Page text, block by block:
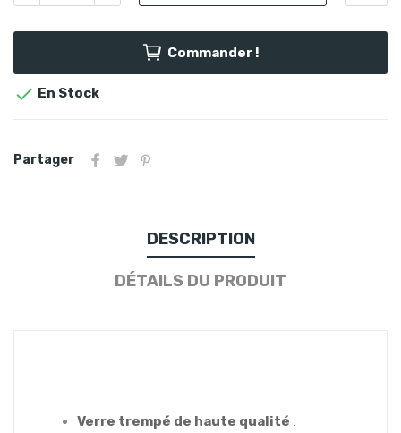
Commander !
 En Stock
Partager
DESCRIPTION
DÉTAILS DU PRODUIT
Verre trempé de haute qualité :